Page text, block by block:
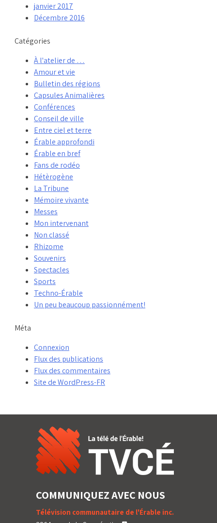
janvier 2017
Décembre 2016
Catégories
À l'atelier de …
Amour et vie
Bulletin des régions
Capsules Animalières
Conférences
Conseil de ville
Entre ciel et terre
Érable approfondi
Érable en bref
Fans de rodéo
Hétèrogène
La Tribune
Mémoire vivante
Messes
Mon intervenant
Non classé
Rhizome
Souvenirs
Spectacles
Sports
Techno-Érable
Un peu beaucoup passionnément!
Méta
Connexion
Flux des publications
Flux des commentaires
Site de WordPress-FR
COMMUNIQUEZ AVEC NOUS
Télévision communautaire de l'Érable inc.